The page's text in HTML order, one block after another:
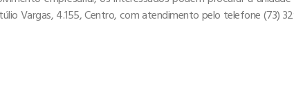
Vargas, 4.155, Centro, com atendimento pelo telefone (73)